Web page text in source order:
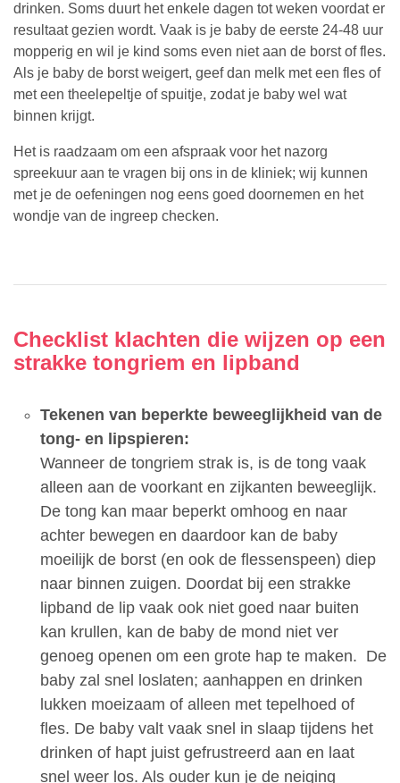
drinken. Soms duurt het enkele dagen tot weken voordat er
resultaat gezien wordt. Vaak is je baby de eerste 24-48 uur
mopperig en wil je kind soms even niet aan de borst of fles.
Als je baby de borst weigert, geef dan melk met een fles of
met een theelepeltje of spuitje, zodat je baby wel wat
binnen krijgt.
Het is raadzaam om een afspraak voor het nazorg
spreekuur aan te vragen bij ons in de kliniek; wij kunnen
met je de oefeningen nog eens goed doornemen en het
wondje van de ingreep checken.
Checklist klachten die wijzen op een
strakke tongriem en lipband
Tekenen van beperkte beweeglijkheid van de
tong- en lipspieren:
Wanneer de tongriem strak is, is de tong vaak
alleen aan de voorkant en zijkanten beweeglijk.
De tong kan maar beperkt omhoog en naar
achter bewegen en daardoor kan de baby
moeilijk de borst (en ook de flessenspeen) diep
naar binnen zuigen. Doordat bij een strakke
lipband de lip vaak ook niet goed naar buiten
kan krullen, kan de baby de mond niet ver
genoeg openen om een grote hap te maken. De
baby zal snel loslaten; aanhappen en drinken
lukken moeizaam of alleen met tepelhoed of
fles. De baby valt vaak snel in slaap tijdens het
drinken of hapt juist gefrustreerd aan en laat
snel weer los. Als ouder kun je de neiging